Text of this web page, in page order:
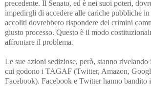
precedente. Il Senato, ed è nei suoi poteri,
impedirgli di accedere alle cariche pubbliche
accoliti dovrebbero rispondere dei crimini
giusto processo. Questo è il modo
affrontare il problema.
Le sue azioni sediziose, però, stanno
cui godono i TAGAF (Twitter, Amazon,
Facebook). Facebook e Twitter hanno bandito